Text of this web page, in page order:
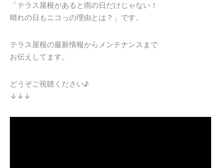
「テラス屋根があると雨の日だけじゃない！
晴れの日もニコっの理由とは？」です。
テラス屋根の最新情報からメンテナンスまで
お伝えしてます。
どうぞご視聴ください♪
↓↓↓